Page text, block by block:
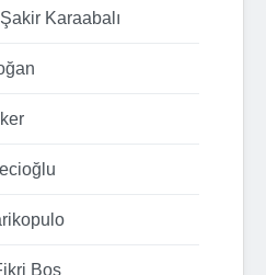
Karaabalı
Boş